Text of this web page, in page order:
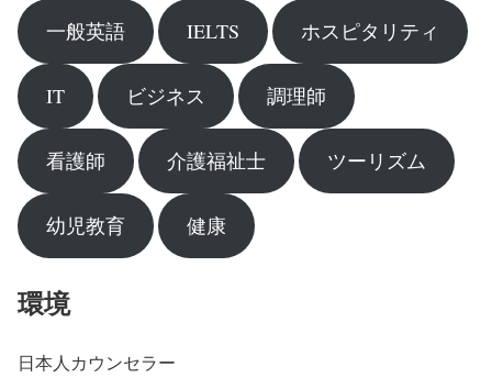
一般英語 IELTS ホスピタリティ
IT ビジネス 調理師
看護師 介護福祉士 ツーリズム
幼児教育 健康
環境
日本人カウンセラー